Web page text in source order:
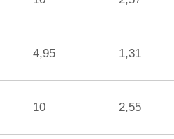
4,95 1,31
10 2,55